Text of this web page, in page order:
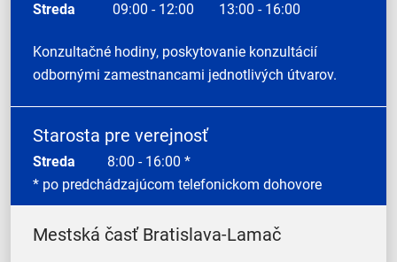
Streda
09:00 - 12:00 13:00 - 16:00
Konzultačné hodiny, poskytovanie konzultácií
odbornými zamestnancami jednotlivých útvarov.
Starosta pre verejnosť
Streda 8:00 - 16:00 *
* po predchádzajúcom telefonickom dohovore
Mestská časť Bratislava-Lamač